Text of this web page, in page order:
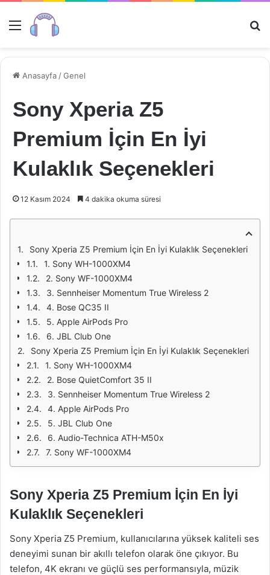
Menü
Anasayfa /Genel
Sony Xperia Z5
Premium İçin En İyi
Kulaklık Seçenekleri
12 Kasım 2024 4 dakika okuma süresi
Sony Xperia Z5 Premium İçin En İyi Kulaklık Seçenekleri
1. Sony WH-1000XM4
2. Sony WF-1000XM4
3. Sennheiser Momentum True Wireless 2
4. Bose QC35 II
5. Apple AirPods Pro
6. JBL Club One
Sony Xperia Z5 Premium İçin En İyi Kulaklık Seçenekleri
1. Sony WH-1000XM4
2. Bose QuietComfort 35 II
3. Sennheiser Momentum True Wireless 2
4. Apple AirPods Pro
5. JBL Club One
6. Audio-Technica ATH-M50x
7. Sony WF-1000XM4
Sony Xperia Z5 Premium İçin En İyi
Kulaklık Seçenekleri
Sony Xperia Z5 Premium, kullanıcılarına yüksek kaliteli ses
deneyimi sunan bir akıllı telefon olarak öne çıkıyor. Bu
telefon, 4K ekranı ve güçlü ses performansıyla, müzik